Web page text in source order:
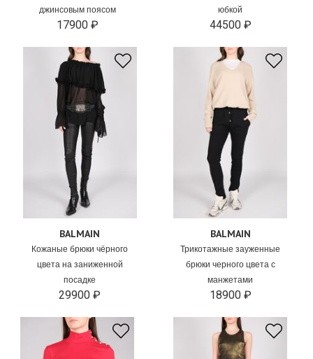
джинсовым поясом
17900 ₽
юбкой
44500 ₽
BALMAIN
Кожаные брюки чёрного
цвета на заниженной
посадке
29900 ₽
BALMAIN
Трикотажные зауженные
брюки черного цвета с
манжетами
18900 ₽